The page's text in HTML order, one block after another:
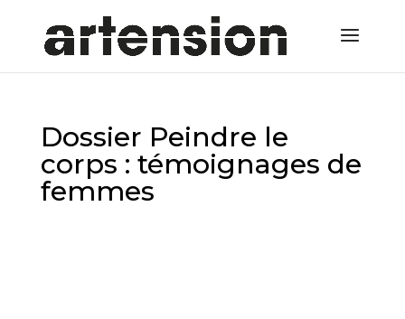
Dossier Peindre le
corps : témoignages de
femmes